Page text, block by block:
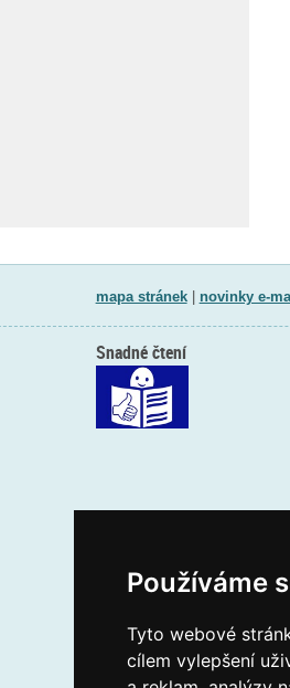
Používáme
Tyto webové
cílem vylepšení
mapa stránek| novinky e-
Snadné čtení